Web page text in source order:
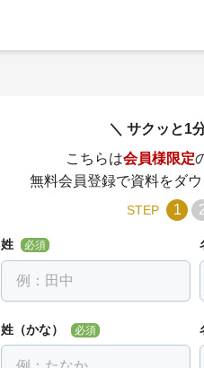
サクッと1
こちらは会員様限定
無料会員登録で資料をダ
STEP 1
姓 必須
姓（かな） 必須